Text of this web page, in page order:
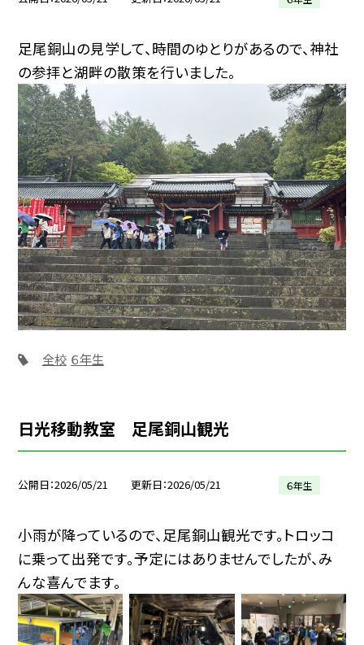
足尾銅山の見学して、時間のゆとりがあるので、神社
の参拝と湖畔の散策を行いました。
全校 ６年生
日光移動教室 足尾銅山観光
公開日 2026/05/21 更新日 2026/05/21 ６年生
小雨が降っているので、足尾銅山観光です。トロッコ
に乗って出発です。予定にはありませんでしたが、み
んな喜んでます。